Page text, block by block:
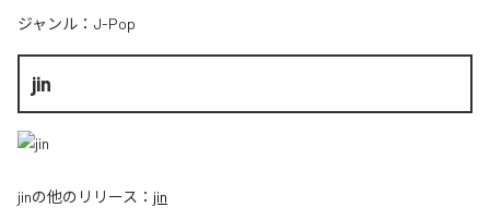
ジャンル： J-Pop
jin
jinの他のリリース： jin